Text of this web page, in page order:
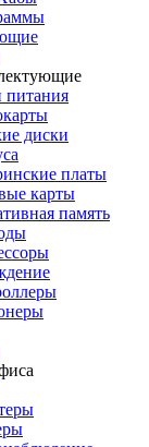
питания
диски
платы
карты
память